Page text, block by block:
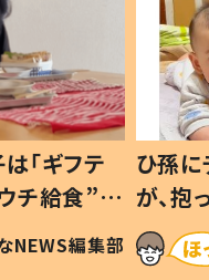
「ギフテ
チ給食”を
令和の親
NEWS編集部
ひ孫
が、
「涙が
い」